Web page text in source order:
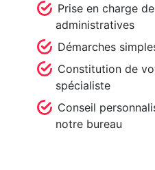
Prise en charge
administratives
Démarches
Constitution de
spécialiste
Conseil
notre bureau